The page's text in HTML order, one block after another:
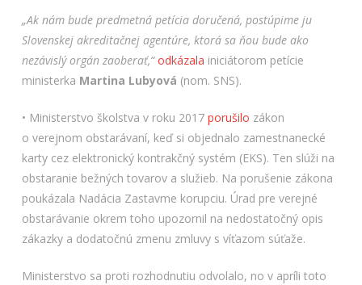
„Ak nám bude predmetná petícia doručená, postúpime ju
Slovenskej akreditačnej agentúre, ktorá sa ňou bude ako
nezávislý orgán zaoberať,“ odkázala iniciátorom petície
ministerka Martina Lubyová (nom. SNS).
• Ministerstvo školstva v roku 2017 porušilo zákon
o verejnom obstarávaní, keď si objednalo zamestnanecké
karty cez elektronický kontrakčný systém (EKS). Ten slúži na
obstaranie bežných tovarov a služieb. Na porušenie zákona
poukázala Nadácia Zastavme korupciu. Úrad pre verejné
obstarávanie okrem toho upozornil na nedostatočný opis
zákazky a dodatočnú zmenu zmluvy s víťazom súťaže.
Ministerstvo sa proti rozhodnutiu odvolalo, no v apríli toto